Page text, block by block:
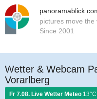
pictures move the
Since 2001
Wetter & Webcam
Vorarlberg
Fr 7.08. Live Wetter Meteo